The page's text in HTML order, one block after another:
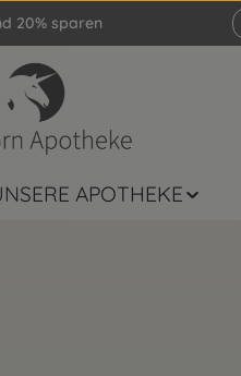
20% sparen
APOTHEKE